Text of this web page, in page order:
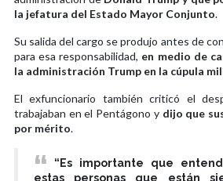
la jefatura del Estado Mayor Conjunto.
Su salida del cargo se produjo antes de
para esa responsabilidad, en medio de
la administración Trump en la cúpula
El exfuncionario también criticó el
trabajaban en el Pentágono y dijo que
por mérito.
“Es importante que
estas personas que están